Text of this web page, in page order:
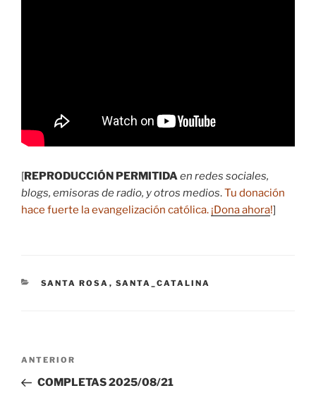
[REPRODUCCIÓN PERMITIDAen redes sociales,
blogs, emisoras de radio, y otros medios.Tu donación
hace fuerte la evangelización católica. ¡Dona ahora!]
CATEGORÍAS
SANTA ROSA , SANTA_CATALINA
Navegación
entradas
Entrada
anterior:
ANTERIOR
COMPLETAS 2025/08/21